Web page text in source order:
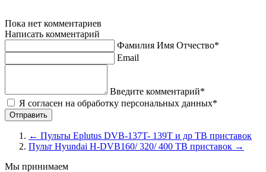
Пока нет комментариев
Написать комментарий
Фамилия Имя Отчество*
Email
Введите комментарий*
Я согласен на обработку персональных данных*
← Пульты Eplutus DVB-137T- 139T и др ТВ приставок
Пульт Hyundai H-DVB160/ 320/ 400 ТВ приставок →
Мы принимаем